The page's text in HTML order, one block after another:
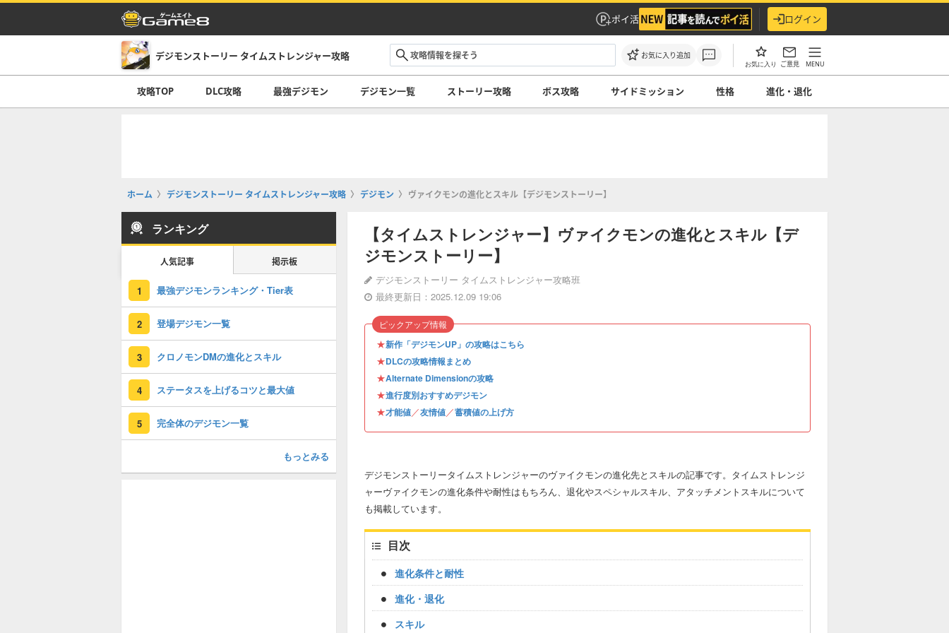
ポイ活 ログイン
デジモンストーリー タイムストレンジャー攻略 お気に入り追加
お気に入り ご意見 MENU
攻略TOP DLC攻略 最強デジモン デジモン一覧 ストーリー攻略 ボス攻略 サイドミッション 性格 進化・退化
ホーム デジモンストーリー タイムストレンジャー攻略 デジモン ヴァイクモンの進化とスキル【デジモンストーリー】
【タイムストレンジャー】ヴァイクモンの進化とスキル【デ
ジモンストーリー】
デジモンストーリー タイムストレンジャー攻略班
最終更新日：2025.12.09 19:06
★新作「デジモンUP」の攻略はこちら
★DLCの攻略情報まとめ
★Alternate Dimensionの攻略
★進行度別おすすめデジモン
★才能値／友情値／蓄積値の上げ方
ピックアップ情報
デジモンストーリータイムストレンジャーのヴァイクモンの進化先とスキルの記事です。タイムストレンジ
ャーヴァイクモンの進化条件や耐性はもちろん、退化やスペシャルスキル、アタッチメントスキルについて
も掲載しています。
目次
進化条件と耐性
進化・退化
スキル
ランキング
人気記事 掲示板
1 最強デジモンランキング・Tier表
2 登場デジモン一覧
3 クロノモンDMの進化とスキル
4 ステータスを上げるコツと最大値
5 完全体のデジモン一覧
もっとみる